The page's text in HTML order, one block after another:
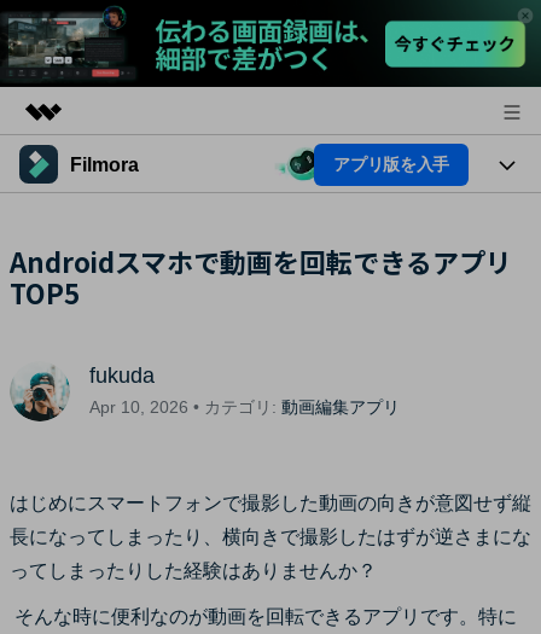
製品
ユーティリティ
概要
企業情報
サポート
Filmora アプリ版を入手
プラットフォーム
AI機能
AIヒント
活用法
Filmoraのユーザー層
動画編集のコツ
サポート
サポート
カスタマーサポート
Androidスマホで動画を回転できるアプリ
TOP5
fukuda
Apr 10, 2026 • カテゴリ: 動画編集アプリ
はじめにスマートフォンで撮影した動画の向きが意図せず縦
長になってしまったり、横向きで撮影したはずが逆さまにな
ってしまったりした経験はありませんか？
そんな時に便利なのが動画を回転できるアプリです。特に